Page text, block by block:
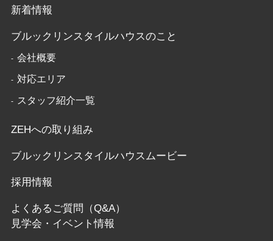
新着情報
ブルックリンスタイルハウスのこと
会社概要
対応エリア
スタッフ紹介一覧
ZEHへの取り組み
ブルックリンスタイルハウスムービー
採用情報
よくあるご質問（Q&A）
見学会・イベント情報